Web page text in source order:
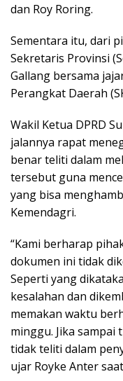
dan Roy Roring.
Sementara itu, dari
Sekretaris Provinsi
Gallang bersama
Perangkat Daerah
Wakil Ketua DPRD
jalannya rapat
benar teliti dalam
tersebut guna
yang bisa
Kemendagri.
“Kami berharap
dokumen ini tidak
Seperti yang
kesalahan dan
memakan waktu
minggu. Jika
tidak teliti dalam
ujar Royke Anter